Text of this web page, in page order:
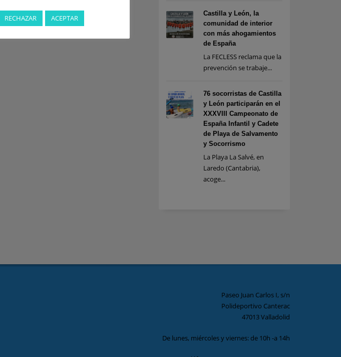
Castilla y León, la
comunidad de interior
con más ahogamientos
de España
La FECLESS reclama que la
prevención se trabaje...
76 socorristas de Castilla
y León participarán en el
XXXVIII Campeonato de
España Infantil y Cadete
de Playa de Salvamento
y Socorrismo
La Playa La Salvé, en
Laredo (Cantabria),
acoge...
Paseo Juan Carlos I, s/n
Polideportivo Canterac
47013 Valladolid
De lunes, miércoles y viernes: de 10h -a 14h
RECHAZAR ACEPTAR